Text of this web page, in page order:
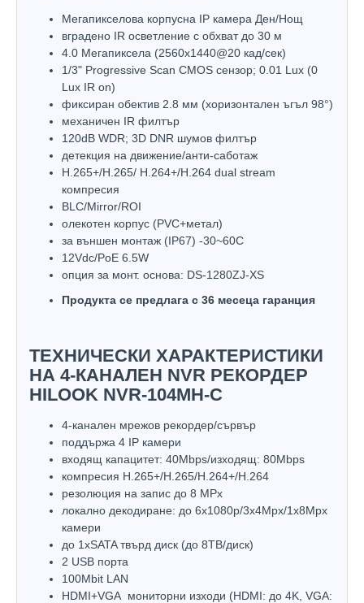
Мегапикселова корпусна IP камера Ден/Нощ
вградено IR осветление с обхват до 30 м
4.0 Мегапиксела (2560x1440@20 кад/сек)
1/3" Progressive Scan CMOS сензор; 0.01 Lux (0
Lux IR on)
фиксиран обектив 2.8 мм (хоризонтален ъгъл 98°)
механичен IR филтър
120dB WDR; 3D DNR шумов филтър
детекция на движение/анти-саботаж
H.265+/H.265/ H.264+/H.264 dual stream
компресия
BLC/Mirror/ROI
олекотен корпус (PVC+метал)
за външен монтаж (IP67) -30~60C
12Vdc/PoE 6.5W
опция за монт. основа: DS-1280ZJ-XS
Продукта се предлага с 36 месеца гаранция
ТЕХНИЧЕСКИ ХАРАКТЕРИСТИКИ
НА 4-КАНАЛЕН NVR РЕКОРДЕР
HILOOK NVR-104MH-C
4-канален мрежов рекордер/сървър
поддържа 4 IP камери
входящ капацитет: 40Mbps/изходящ: 80Mbps
компресия H.265+/H.265/H.264+/H.264
резолюция на запис до 8 MPx
локално декодиране: до 6x1080p/3x4Mpx/1x8Mpx
камери
до 1хSATA твърд диск (до 8ТВ/диск)
2 USB порта
100Mbit LAN
HDMI+VGA мониторни изходи (HDMI: до 4K, VGA: